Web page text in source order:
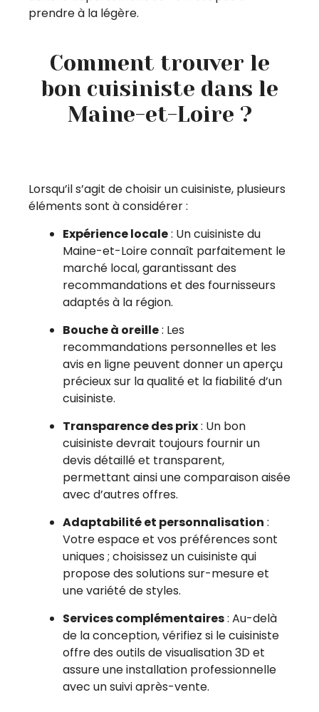
prendre à la légère.
Comment trouver le
bon cuisiniste dans le
Maine-et-Loire ?
Lorsqu’il s’agit de choisir un cuisiniste, plusieurs
éléments sont à considérer :
Expérience locale: Un cuisiniste du
Maine-et-Loire connaît parfaitement le
marché local, garantissant des
recommandations et des fournisseurs
adaptés à la région.
Bouche à oreille: Les
recommandations personnelles et les
avis en ligne peuvent donner un aperçu
précieux sur la qualité et la fiabilité d’un
cuisiniste.
Transparence des prix: Un bon
cuisiniste devrait toujours fournir un
devis détaillé et transparent,
permettant ainsi une comparaison aisée
avec d’autres offres.
Adaptabilité et personnalisation :
Votre espace et vos préférences sont
uniques ; choisissez un cuisiniste qui
propose des solutions sur-mesure et
une variété de styles.
Services complémentaires: Au-delà
de la conception, vérifiez si le cuisiniste
offre des outils de visualisation 3D et
assure une installation professionnelle
avec un suivi après-vente.